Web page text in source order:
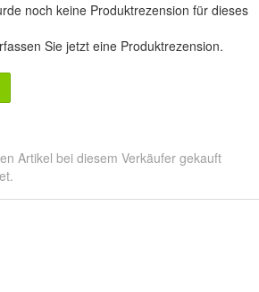
noch keine Produktrezension für dieses
Sie jetzt eine Produktrezension.
Artikel bei diesem Verkäufer gekauft